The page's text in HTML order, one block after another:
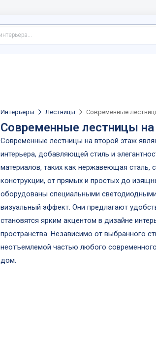
Интерьеры Лестницы Современные
Современные лестницы
Современные лестницы на второй этаж
интерьера, добавляющей стиль и
материалов, таких как нержавеющая сталь,
конструкции, от прямых и простых до
оборудованы специальными
визуальный эффект. Они предлагают
становятся ярким акцентом в дизайне
пространства. Независимо от выбранного
неотъемлемой частью любого
дом.